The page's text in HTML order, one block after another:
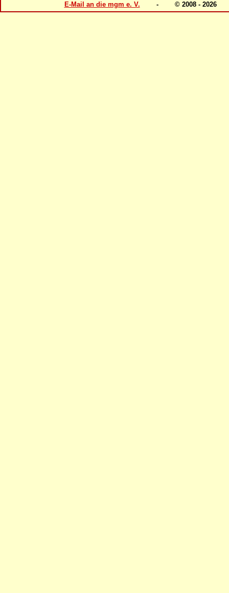
E-Mail an die mgm e. V. - © 2008 -